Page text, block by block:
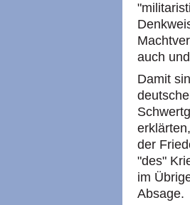
auch
Damit
der
"des"
im
Absage.